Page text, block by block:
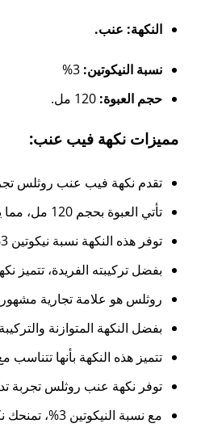
النكهة: عنب.
نسبة النيكوتين: 3%
حجم العبوة:
مميزات نكهة فيب عنب:
تقدم نكهة فيب عنب روثلس
تأتي العبوة بحجم 120 مل، مما يمنحك تجربة تدخين طويلة الأمد دون الحاجة للتعبئة المتكررة. خيار مثالي لمن يبحث عن قيمة استثنائية واستخدام مستمر.
توفر هذه النكهة نسبة نيكوتين 3% التي تقدم تأثيراً قوياً ولكن سلساً، مما يضمن لك الإشباع الكامل للنيكوتين مع كل سحبة دون أي تهيج.
بفضل تركيبته الفريدة، تتميز
روثلس هو علامة تجارية
بفضل النكهة المتوازنة
تتميز هذه النكهة بأنها
توفر نكهة عنب روثلس تجربة
مع نسبة النيكوتين 3%، تمنحك نكهة عنب روثلس إحساسًا فوريًا بالإشباع، مما يجعلها الخيار المثالي لأولئك الذين يحتاجون إلى جرعة نيكوتين فعالة وسلسة في كل سحبة.